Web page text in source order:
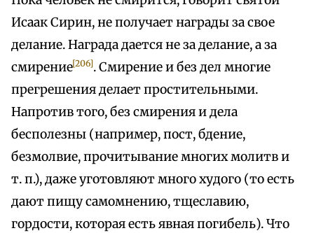
Исаак Сирин, не получает награды за свое
делание. Награда дается не за делание, а за
смирение[206]. Смирение и без дел многие
прегрешения делает простительными.
Напротив того, без смирения и дела
бесполезны (например, пост, бдение,
безмолвие, прочитывание многих молитв и
т. п.), даже уготовляют много худого (то есть
дают пищу самомнению, тщеславию,
гордости, которая есть явная погибель). Что